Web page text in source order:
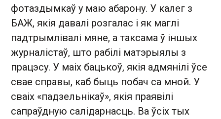
фотаздымкаў у маю абарону. У калег з
БАЖ, якія давалі розгалас і як маглі
падтрымлівалі мяне, а таксама ў іншых
журналістаў, што рабілі матэрыялы з
працэсу. У маіх бацькоў, якія адмянілі ўсе
свае справы, каб быць побач са мной. У
сваіх «падзельнікаў», якія праявілі
сапраўдную салідарнасць. Ва ўсіх тых